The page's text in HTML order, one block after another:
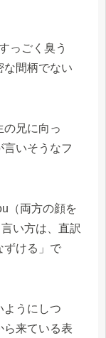
っごく臭う
な間柄でない
の兄に向っ
言いそうなフ
（両方の顔を
い方は、直訳
ずける」で
ようにしつ
ら来ている表